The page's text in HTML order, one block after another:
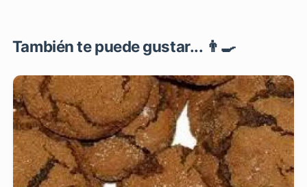
También te puede gustar... 👨‍🍳